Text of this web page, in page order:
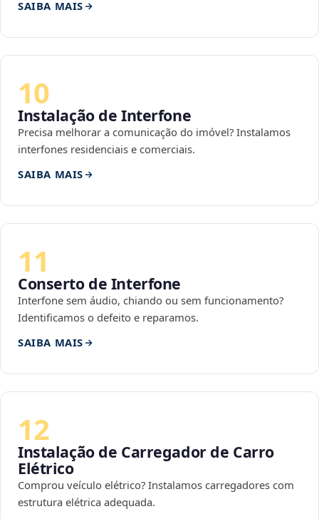
SAIBA MAIS
10
Instalação de Interfone
Precisa melhorar a comunicação do imóvel? Instalamos
interfones residenciais e comerciais.
SAIBA MAIS
11
Conserto de Interfone
Interfone sem áudio, chiando ou sem funcionamento?
Identificamos o defeito e reparamos.
SAIBA MAIS
12
Instalação de Carregador de Carro
Elétrico
Comprou veículo elétrico? Instalamos carregadores com
estrutura elétrica adequada.